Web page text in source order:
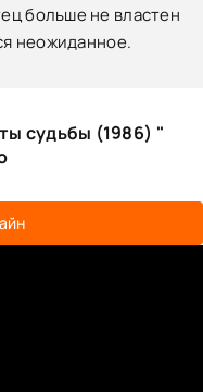
больше не властен
неожиданное.
судьбы (1986) "